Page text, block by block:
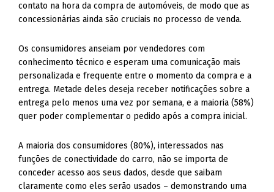
contato na hora da compra de automóveis, de modo que as
concessionárias ainda são cruciais no processo de venda.
Os consumidores anseiam por vendedores com
conhecimento técnico e esperam uma comunicação mais
personalizada e frequente entre o momento da compra e a
entrega. Metade deles deseja receber notificações sobre a
entrega pelo menos uma vez por semana, e a maioria (58%)
quer poder complementar o pedido após a compra inicial.
A maioria dos consumidores (80%), interessados nas
funções de conectividade do carro, não se importa de
conceder acesso aos seus dados, desde que saibam
claramente como eles serão usados – demonstrando uma